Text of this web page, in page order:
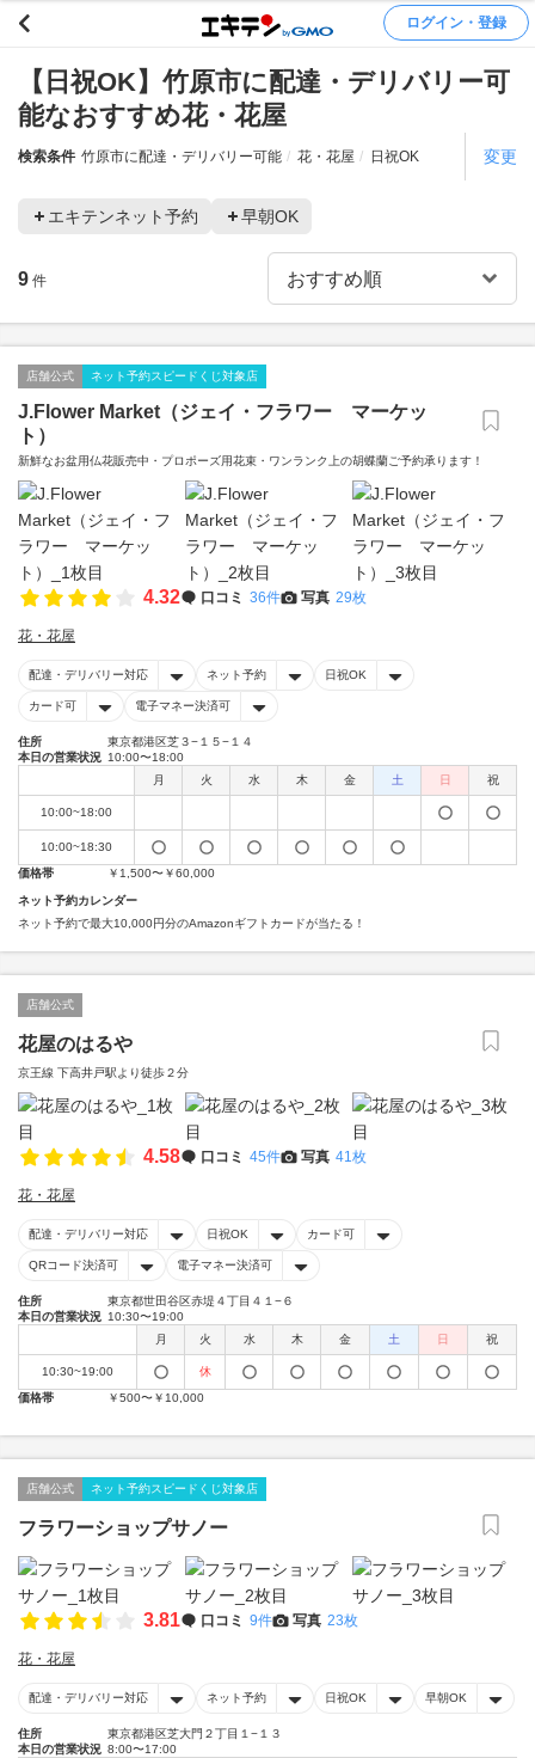
ログイン・登録
【日祝OK】竹原市に配達・デリバリー可
能なおすすめ花・花屋
検索条件 竹原市に配達・デリバリー可能 花・花屋 日祝OK 変更
エキテンネット予約 早朝OK
9 件
店舗公式 ネット予約スピードくじ対象店
J.Flower Market（ジェイ・フラワー マーケッ
ト）
新鮮なお盆用仏花販売中・プロポーズ用花束・ワンランク上の胡蝶蘭ご予約承ります！
4.32 口コミ 36件 写真 29枚
花・花屋
配達・デリバリー対応 ネット予約 日祝OK
カード可 電子マネー決済可
住所
東京都港区芝３−１５−１４
本日の営業状況 10:00〜18:00
月
火 水 木 金 土 日 祝
10:00~18:00
10:00~18:30
価格帯
￥1,500〜￥60,000
ネット予約カレンダー
ネット予約で最大10,000円分のAmazonギフトカードが当たる！
店舗公式
花屋のはるや
京王線 下高井戸駅より徒歩２分
4.58 口コミ 45件 写真 41枚
花・花屋
配達・デリバリー対応 日祝OK カード可
QRコード決済可 電子マネー決済可
住所
東京都世田谷区赤堤４丁目４１−６
本日の営業状況 10:30〜19:00
月
火 水 木 金 土 日 祝
10:30~19:00
休
価格帯
￥500〜￥10,000
店舗公式 ネット予約スピードくじ対象店
フラワーショップサノー
3.81 口コミ 9件 写真 23枚
花・花屋
配達・デリバリー対応 ネット予約 日祝OK 早朝OK
住所
東京都港区芝大門２丁目１−１３
本日の営業状況 8:00〜17:00